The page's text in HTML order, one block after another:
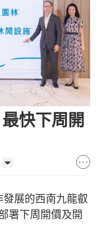
快下周開
展的西南九龍叡
署下周開價及開